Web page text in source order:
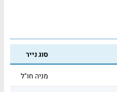
סוג נייר
מניה חו"ל